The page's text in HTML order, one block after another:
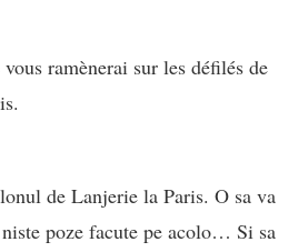
ramènerai sur les défilés de
de Lanjerie la Paris. O sa va
poze facute pe acolo… Si sa